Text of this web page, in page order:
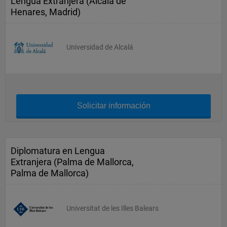
Henares, Madrid)
Universidad de Alcalá
Solicitar información
Diplomatura en Lengua
Extranjera (Palma de Mallorca,
Palma de Mallorca)
Universitat de les Illes Balears